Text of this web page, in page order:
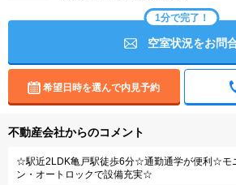
1分で完了！
空室状況をお問
希望日時を選んで内見予約
不動産会社からのコメント
☆駅近2LDK亀戸駅徒歩6分☆通勤通学が便利☆モ
ン・オートロックで設備充実☆